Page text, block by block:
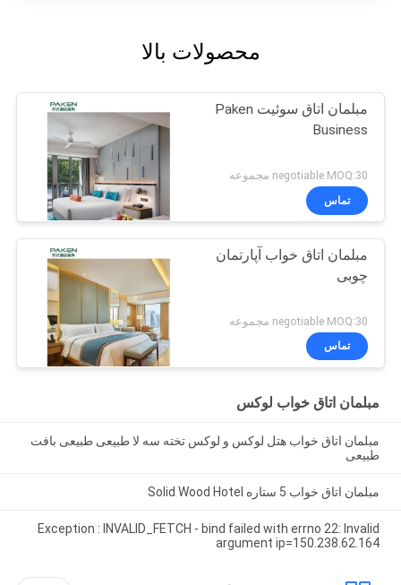
محصولات بالا
مبلمان اتاق سوئیت Paken
Business
negotiable MOQ:30 مجموعه
تماس
مبلمان اتاق خواب آپارتمان
چوبی
negotiable MOQ:30 مجموعه
تماس
مبلمان اتاق خواب لوکس
مبلمان اتاق خواب هتل لوکس و لوکس تخته سه لا طبیعی طبیعی بافت
طبیعی
مبلمان اتاق خواب 5 ستاره Solid Wood Hotel
Exception : INVALID_FETCH - bind failed with errno 22: Invalid
argument ip=150.238.62.164